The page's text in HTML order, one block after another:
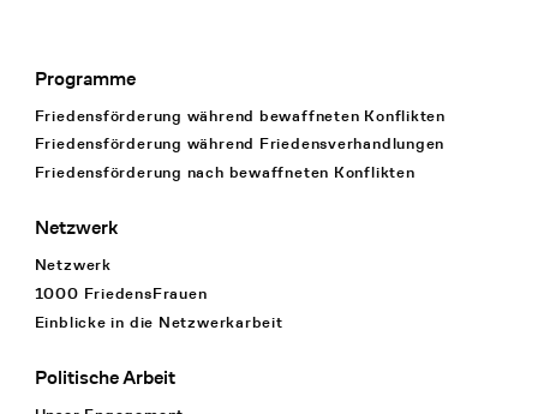
Footer Navigation
Programme
Friedensförderung während bewaffneten Konflikten
Friedensförderung während Friedens­verhandlungen
Friedensförderung nach bewaffneten Konflikten
Netzwerk
Netzwerk
1000 FriedensFrauen
Einblicke in die Netzwerkarbeit
Politische Arbeit